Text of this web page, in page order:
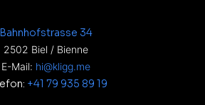
Bahnhofstrasse 34
2502 Biel / Bienne
E-Mail: hi@kligg.me
+41 79 935 89 19